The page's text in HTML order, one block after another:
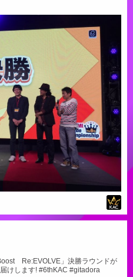
Re:EVOLVE」決勝ラウンドが
けします! #6thKAC #gitadora